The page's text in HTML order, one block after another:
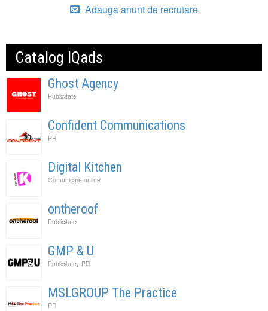
Adauga anunt de recrutare
Catalog IQads
Ghost Agency
Publicitate
Confident Communications
PR
Digital Kitchen
Comunicare online
ontheroof
Publicitate
GMP & U
Publicitate, PR
MSLGROUP The Practice
PR